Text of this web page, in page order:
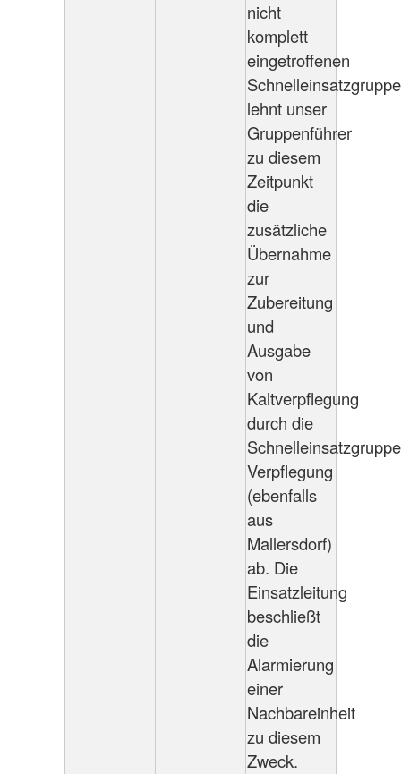
nicht
komplett
eingetroffenen
lehnt unser
Gruppenführer
zu diesem
Zeitpunkt
die
zusätzliche
Übernahme
zur
Zubereitung
und
Ausgabe
von
Kaltverpflegung
durch die
Schnelleinsatzgruppe
Verpflegung
(ebenfalls
aus
Mallersdorf)
ab. Die
Einsatzleitung
beschließt
die
Alarmierung
einer
Nachbareinheit
zu diesem
Zweck.